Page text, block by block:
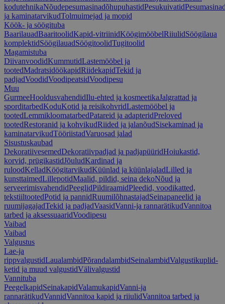
kodutehnikaNõudepesumasinadõhupuhastidPesukuivatid
ja kaminatarvikudTolmuimejad ja mopid
Köök- ja söögituba
BaarilauadBaaritoolidKapid-vitriinidKöögimööbelRiiulidSöögilaua
komplektidSöögilauadSöögitoolidTugitoolid
Magamistuba
DiivanvoodidKummutidLastemööbel ja
tootedMadratsidöökapidRiidekapidTekid ja
padjadVoodidVoodipeatsidVoodipesu
Muu
GurmeeHooldusvahendidIlu-ehted ja kosmeetikaJalgrattad ja
sporditarbedKoduKotid ja reisikohvridLastemööbel ja
tootedLemmikloomatarbedPatareid ja adapteridPreloved
tootedRestoranid ja kohvikudRiided ja jalanõudSisekaminad ja
kaminatarvikudTööriistadVaruosad jalad
Sisustuskaubad
DekoratiivesemedDekoratiivpadjad ja padjapüüridHoiukastid,
korvid, prügikastidJõuludKardinad ja
ruloodKelladKöögitarvikudKüünlad ja küünlajaladLilled ja
kunsttaimedLillepotidMaalid, pildid, seina dekoNõud ja
serveerimisvahendidPeeglidPildiraamidPleedid, voodikatted,
tekstiiltootedPotid ja pannidRuumilõhnastajadSeinapaneelid ja
ruumijagajadTekid ja padjadVaasidVanni-ja rannarätikudVannitoa
tarbed ja aksessuaaridVoodipesu
Vaibad
Vaibad
Valgustus
Lae-ja
rippvalgustidLaualambidPõrandalambidSeinalambidValgustikuplid-
ketid ja muud valgustidVälivalgustid
Vannituba
PeegelkapidSeinakapidValamukapidVanni-ja
rannarätikudVannidVannitoa kapid ja riiulidVannitoa tarbed ja